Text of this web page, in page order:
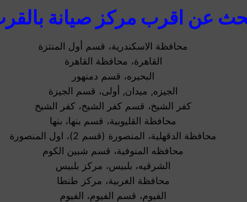
عن اقرب مركز صيانة
محافظة الاسكندرية، قسم أول المنتزة
القاهرة، محافظة القاهرة
البحيره، قسم دمنهور
الجيزه, ميدان, أولى، قسم الجيزة
كفر الشيخ، قسم كفر الشيخ، كفر الشيخ
محافظة القليوبية، قسم بنها، بنها
محافظة الدقهلية، المنصورة (قسم 2)، اول المنصورة
محافظه المنوفية، قسم شبين الكوم
الشرقيه، بلبيس، مركز بلبيس
محافظة الغربية، مركز طنطا
الفيوم، قسم الفيوم، الفيوم